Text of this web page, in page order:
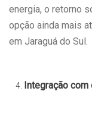
energia, o retorno
opção ainda mais
em Jaraguá do Sul.
Integração